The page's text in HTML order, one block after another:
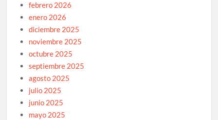
febrero 2026
enero 2026
diciembre 2025
noviembre 2025
octubre 2025
septiembre 2025
agosto 2025
julio 2025
junio 2025
mayo 2025